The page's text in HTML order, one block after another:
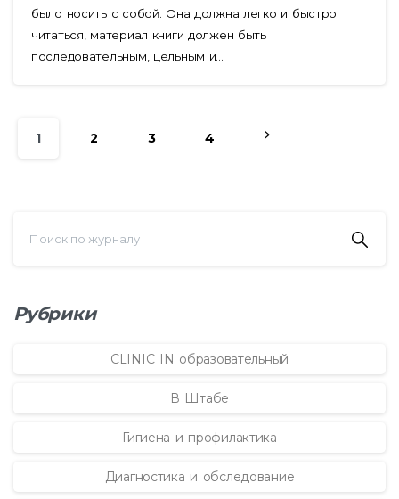
Рубрики
CLINIC IN образовательный
В Штабе
Гигиена и профилактика
Диагностика и обследование
было носить с собой. Она должна легко и быстро
читаться, материал книги должен быть
последовательным, цельным и...
1 2 3 4